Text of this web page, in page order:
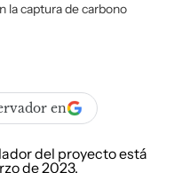
la captura de carbono
en